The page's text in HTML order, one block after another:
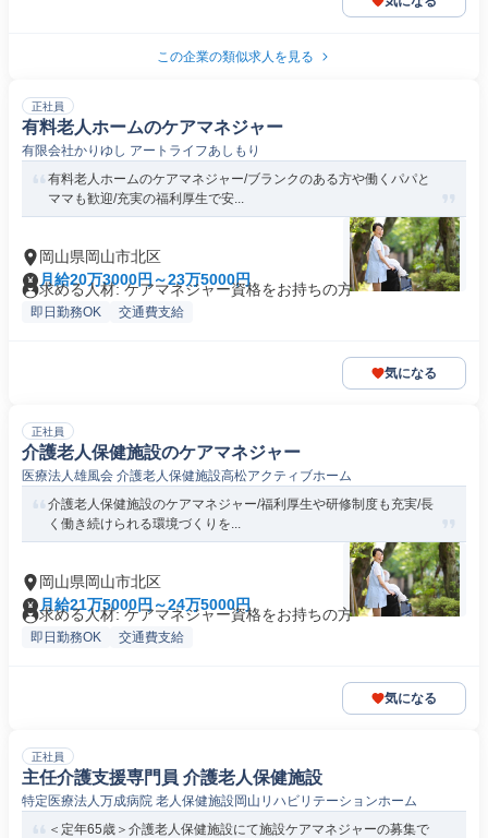
この企業の類似求人を見る
正社員
有料老人ホームのケアマネジャー
有限会社かりゆし アートライフあしもり
有料老人ホームのケアマネジャー/ブランクのある方や働くパパと
ママも歓迎/充実の福利厚生で安...
岡山県岡山市北区
月給20万3000円～23万5000円
求める人材: ケアマネジャー資格をお持ちの方
即日勤務OK 交通費支給
気になる
正社員
介護老人保健施設のケアマネジャー
医療法人雄風会 介護老人保健施設高松アクティブホーム
介護老人保健施設のケアマネジャー/福利厚生や研修制度も充実/長
く働き続けられる環境づくりを...
岡山県岡山市北区
月給21万5000円～24万5000円
求める人材: ケアマネジャー資格をお持ちの方
即日勤務OK 交通費支給
気になる
正社員
主任介護支援専門員 介護老人保健施設
特定医療法人万成病院 老人保健施設岡山リハビリテーションホーム
＜定年65歳＞介護老人保健施設にて施設ケアマネジャーの募集で